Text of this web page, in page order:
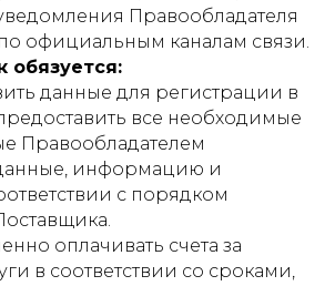
Правообладателя
официальным каналам связи.
обязуется:
данные для регистрации в
все необходимые
Правообладателем
информацию и
с порядком
оплачивать счета за
в соответствии со сроками,